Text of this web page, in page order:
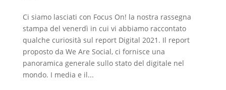
Ci siamo lasciati con Focus On! la nostra rassegna
stampa del venerdì in cui vi abbiamo raccontato
qualche curiosità sul report Digital 2021. Il report
proposto da We Are Social, ci fornisce una
panoramica generale sullo stato del digitale nel
mondo. I media e il...